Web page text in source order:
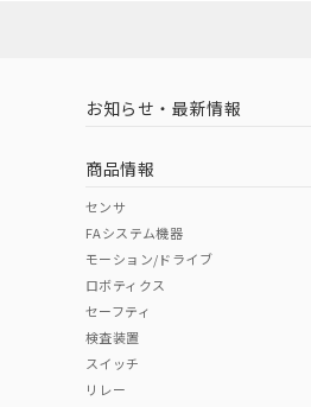
中国 RoHS 注意事項・凡例
中国 RoHS表
Pb Hg
お知らせ・最新情報
商品情報
センサ
FAシステム機器
モーション/ドライブ
ロボティクス
セーフティ
検査装置
スイッチ
リレー